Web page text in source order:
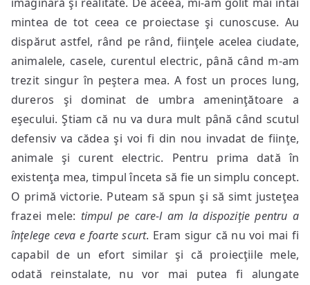
mintea de tot ceea ce proiectase şi cunoscuse. Au
dispărut astfel, rând pe rând, fiinţele acelea ciudate,
animalele, casele, curentul electric, până când m-am
trezit singur în peştera mea. A fost un proces lung,
dureros şi dominat de umbra ameninţătoare a
eşecului. Ştiam că nu va dura mult până când scutul
defensiv va cădea şi voi fi din nou invadat de fiinţe,
animale şi curent electric. Pentru prima dată în
existenţa mea, timpul înceta să fie un simplu concept.
O primă victorie. Puteam să spun şi să simt justeţea
frazei mele: timpul pe care-l am la dispoziţie pentru a
înţelege ceva e foarte scurt. Eram sigur că nu voi mai fi
capabil de un efort similar şi că proiecţiile mele,
odată reinstalate, nu vor mai putea fi alungate